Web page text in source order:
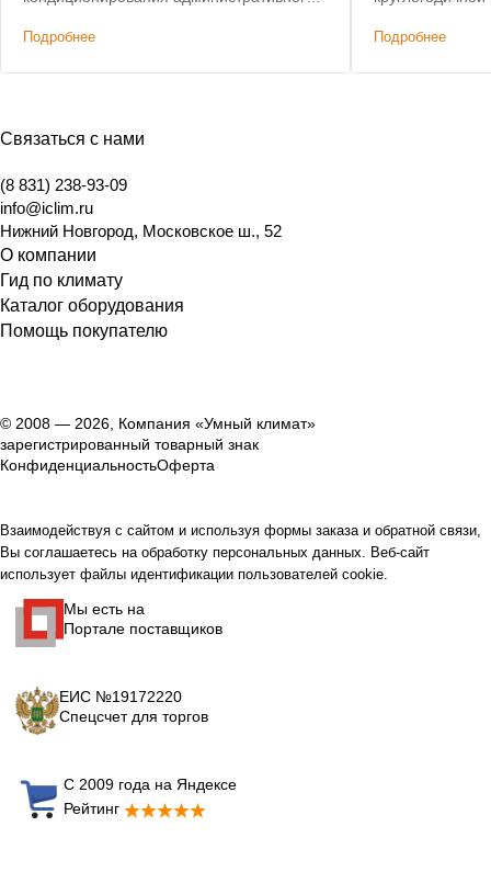
Подробнее Подробнее
Связаться с нами
(8 831) 238-93-09
info@iclim.ru
Нижний Новгород, Московское ш., 52
О компании
Гид по климату
Каталог оборудования
Помощь покупателю
© 2008 — 2026, Компания «Умный климат»
зарегистрированный товарный знак
КонфиденциальностьОферта
Взаимодействуя с сайтом и используя формы заказа и обратной связи,
Вы соглашаетесь на обработку персональных данных. Веб-сайт
использует файлы идентификации пользователей cookie.
Мы есть на
Портале поставщиков
ЕИС №19172220
Спецсчет для торгов
С 2009 года на Яндексе
Рейтинг